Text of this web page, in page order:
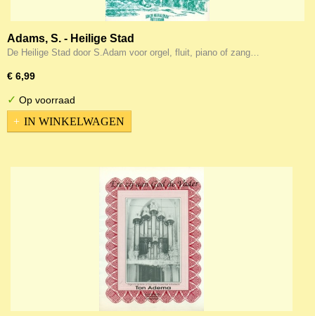
Adams, S. - Heilige Stad
De Heilige Stad door S.Adam voor orgel, fluit, piano of zang…
€ 6,99
✓ Op voorraad
IN WINKELWAGEN